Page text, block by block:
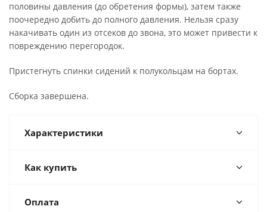
половины давления (до обретения формы), затем также
поочередно добить до полного давления. Нельзя сразу
накачивать один из отсеков до звона, это может привести к
повреждению перегородок.
Пристегнуть спинки сидений к полукольцам на бортах.
Сборка завершена.
Характеристики
Как купить
Оплата